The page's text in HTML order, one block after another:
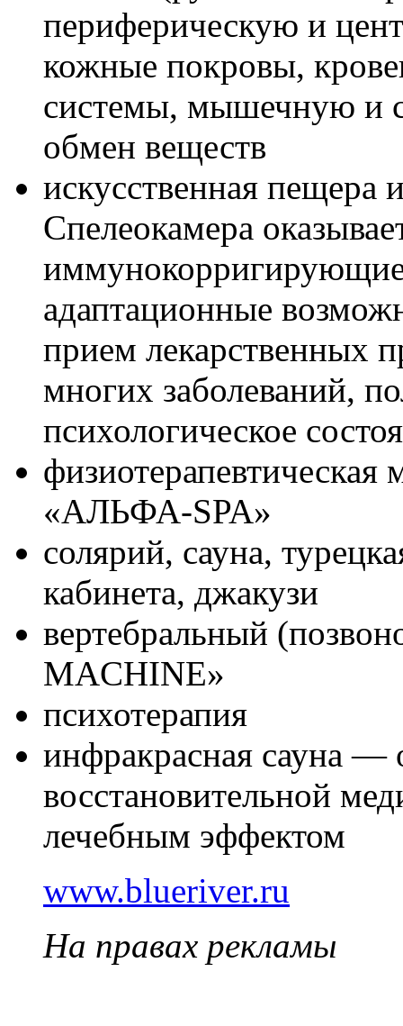
периферическую и
кожные покровы,
системы, мышечную и
обмен веществ
искусственная пещера
Спелеокамера
адаптационные
прием лекарственных
многих заболеваний,
психологическое
физиотерапевтическая
«АЛЬФА-SPA»
солярий, сауна,
кабинета, джакузи
вертебральный
MACHINE»
психотерапия
инфракрасная сауна —
восстановительной
лечебным эффектом
www.blueriver.ru
На правах рекламы